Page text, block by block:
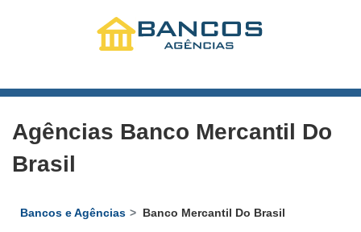
Agências Banco Mercantil Do
Brasil
Bancos e Agências Banco Mercantil Do Brasil